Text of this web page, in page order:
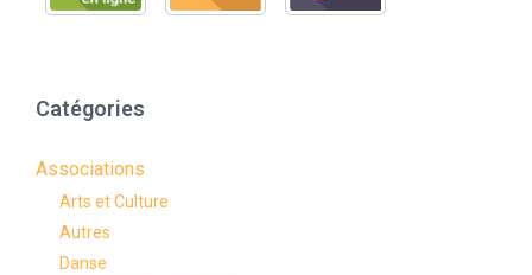
Catégories
Associations
Arts et Culture
Autres
Danse